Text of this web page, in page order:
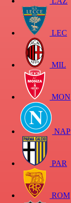
LEC
MIL
MON
NAP
PAR
ROM